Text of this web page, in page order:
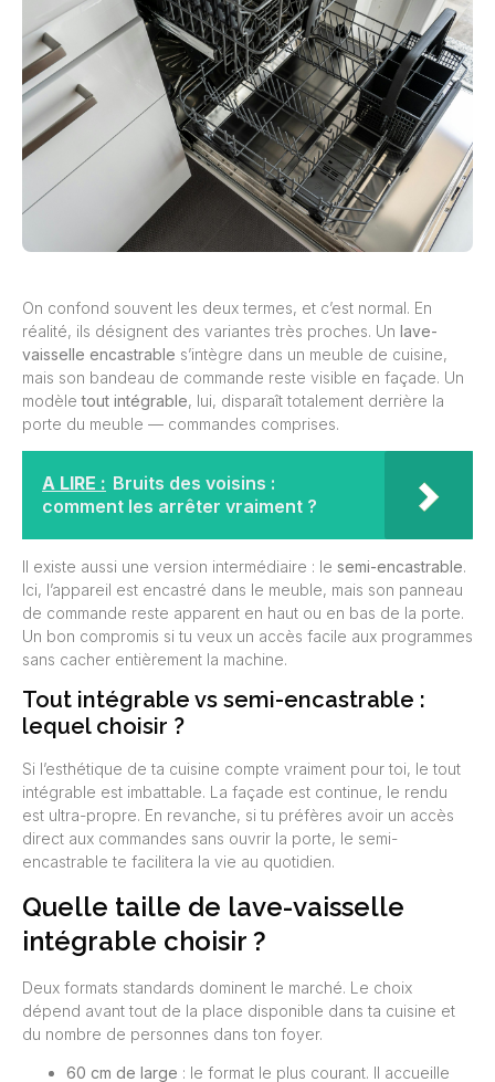
On confond souvent les deux termes, et c’est normal. En
réalité, ils désignent des variantes très proches. Un lave-
vaisselle encastrable s’intègre dans un meuble de cuisine,
mais son bandeau de commande reste visible en façade. Un
modèletout intégrable, lui, disparaît totalement derrière la
porte du meuble — commandes comprises.
A LIRE : Bruits des voisins :
comment les arrêter vraiment ?
Il existe aussi une version intermédiaire : le semi-encastrable.
Ici, l’appareil est encastré dans le meuble, mais son panneau
de commande reste apparent en haut ou en bas de la porte.
Un bon compromis si tu veux un accès facile aux programmes
sans cacher entièrement la machine.
Tout intégrable vs semi-encastrable :
lequel choisir ?
Si l’esthétique de ta cuisine compte vraiment pour toi, le tout
intégrable est imbattable. La façade est continue, le rendu
est ultra-propre. En revanche, si tu préfères avoir un accès
direct aux commandes sans ouvrir la porte, le semi-
encastrable te facilitera la vie au quotidien.
Quelle taille de lave-vaisselle
intégrable choisir ?
Deux formats standards dominent le marché. Le choix
dépend avant tout de la place disponible dans ta cuisine et
du nombre de personnes dans ton foyer.
60 cm de large : le format le plus courant. Il accueille